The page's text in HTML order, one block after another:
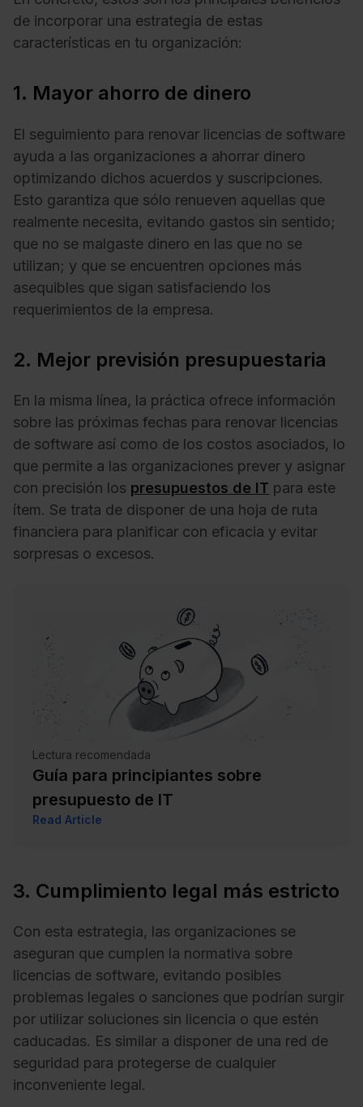
de incorporar una estrategia de estas
características en tu organización:
1. Mayor ahorro de dinero
El seguimiento para renovar licencias de software
ayuda a las organizaciones a ahorrar dinero
optimizando dichos acuerdos y suscripciones.
Esto garantiza que sólo renueven aquellas que
realmente necesita, evitando gastos sin sentido;
que no se malgaste dinero en las que no se
utilizan; y que se encuentren opciones más
asequibles que sigan satisfaciendo los
requerimientos de la empresa.
2. Mejor previsión presupuestaria
En la misma línea, la práctica ofrece información
sobre las próximas fechas para renovar licencias
de software así como de los costos asociados, lo
que permite a las organizaciones prever y asignar
con precisión los presupuestos de IT para este
ítem. Se trata de disponer de una hoja de ruta
financiera para planificar con eficacia y evitar
sorpresas o excesos.
Lectura recomendada
Guía para principiantes sobre
presupuesto de IT
Read Article
3. Cumplimiento legal más estricto
Con esta estrategia, las organizaciones se
aseguran que cumplen la normativa sobre
licencias de software, evitando posibles
problemas legales o sanciones que podrían surgir
por utilizar soluciones sin licencia o que estén
caducadas. Es similar a disponer de una red de
seguridad para protegerse de cualquier
inconveniente legal.